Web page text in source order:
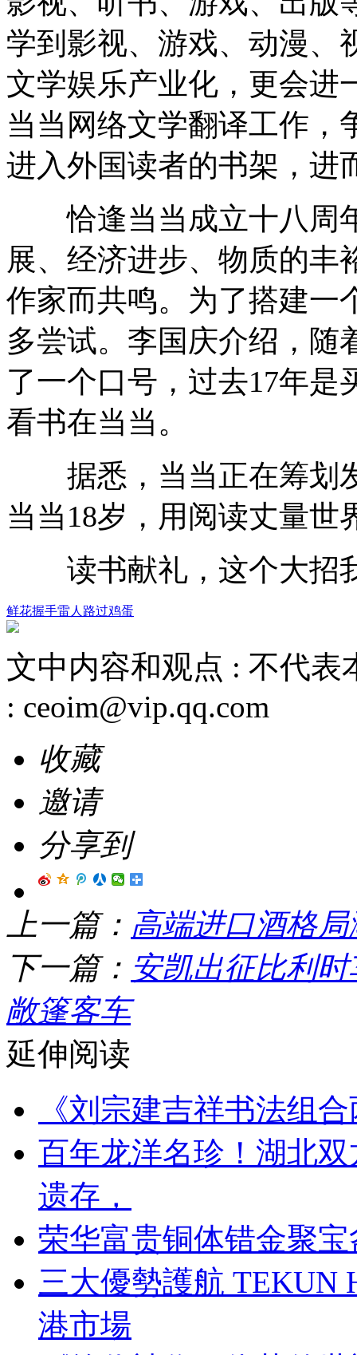
学到影视、游戏、动漫、
文学娱乐产业化，更会进
当当网络文学翻译工作，
进入外国读者的书架，进
恰逢当当成立十八周
展、经济进步、物质的丰
作家而共鸣。为了搭建一
多尝试。李国庆介绍，随
了一个口号，过去17年是
看书在当当。
据悉，当当正在筹划
当当18岁，用阅读丈量世
读书献礼，这个大招
鲜花握手雷人 路过鸡蛋
文中内容和观点 : 不代表
: ceoim@vip.qq.com
收藏
邀请
分享到
上一篇： 高端进口酒格
下一篇： 安凯出征比利
敞篷客车
延伸阅读
《刘宗建吉祥书法组
百年龙洋名珍！湖北
遗存，
荣华富贵铜体错金聚
三大優勢護航 TEKUN
港市場